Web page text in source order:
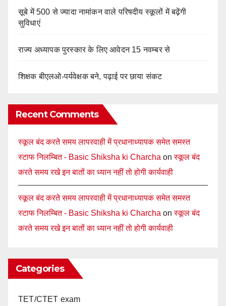
सूबे में 500 से ज्यादा नामांकन वाले परिषदीय स्कूलों में बढ़ेंगी
सुविधाएं
राज्य अध्यापक पुरस्कार के लिए आवेदन 15 नवम्बर से
शिक्षक बीएलओ-पर्यवेक्षक बने, पढ़ाई पर छाया संकट
Recent Comments
स्कूल बंद करते समय लापरवाही में प्रधानाध्यापक समेत समस्त
स्टाफ निलम्बित - Basic Shiksha ki Charcha onस्कूल बंद
करते समय रखे इन बातों का ध्यान नहीं तो होगी कार्यवाही
स्कूल बंद करते समय लापरवाही में प्रधानाध्यापक समेत समस्त
स्टाफ निलम्बित - Basic Shiksha ki Charcha onस्कूल बंद
करते समय रखे इन बातों का ध्यान नहीं तो होगी कार्यवाही
Categories
TET/CTET exam